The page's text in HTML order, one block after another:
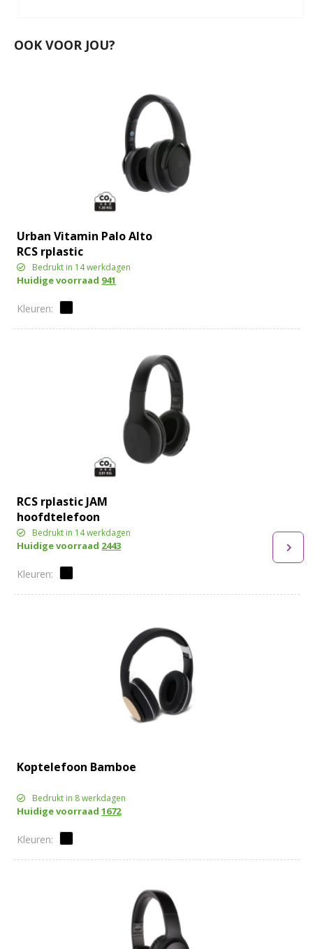
OOK VOOR JOU?
Urban Vitamin Palo Alto
RCS rplastic
hoofdtelefoon
Bedrukt in 14 werkdagen
Huidige voorraad 941
RCS rplastic JAM
hoofdtelefoon
Bedrukt in 14 werkdagen
Huidige voorraad 2443
Koptelefoon Bamboe
Bedrukt in 8 werkdagen
Huidige voorraad1672